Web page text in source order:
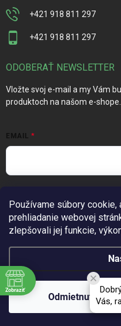
Používame súbory
prehliadanie webovej
zlepšovali jej funkcie,
Odmietnuť
+421 918 811 297
+421 918 811 297
ODOBERAŤ NEWSLETTER
Vložte svoj e-mail a my Vám
produktoch na našom e-shope.
EMAIL
údajov
Prihlásiť sa
Copyright 2026
Vás,
Zobraziť